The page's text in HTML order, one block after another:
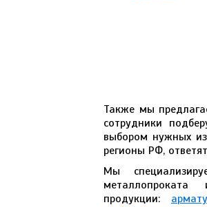
Также мы
сотрудники
выбором нужных
регионы РФ,
Мы
продукции: